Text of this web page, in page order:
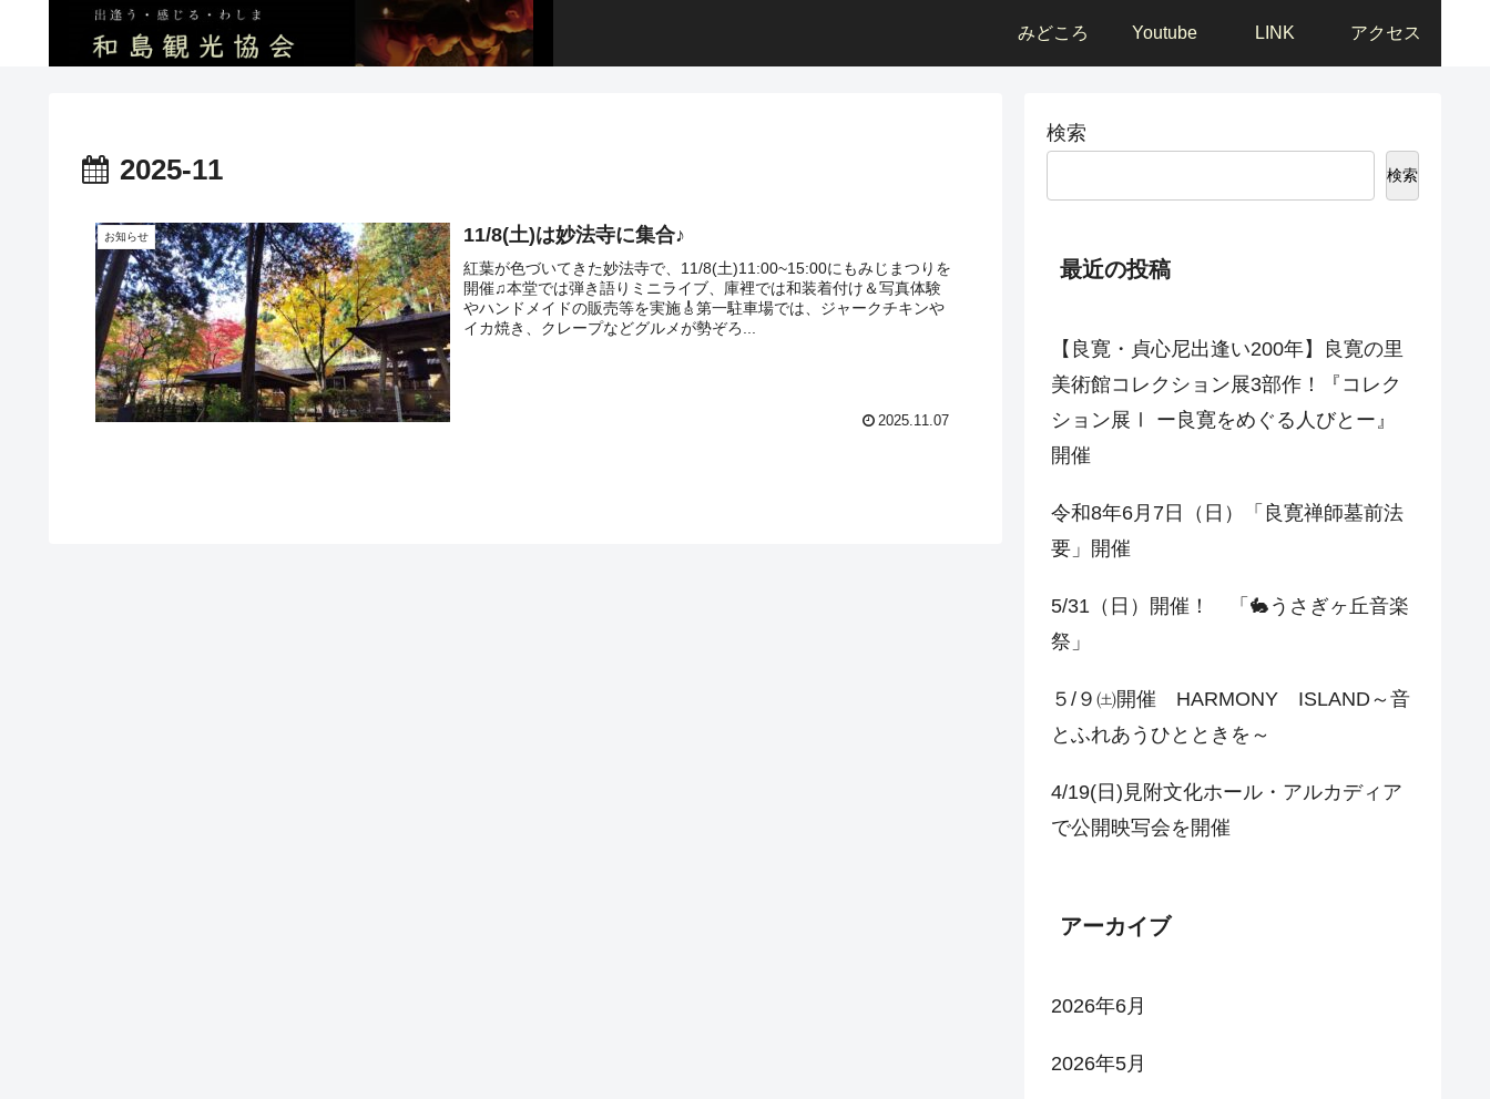
みどころ Youtube LINK アクセス
2025-11
お知らせ 11/8(土)は妙法寺に集合♪
紅葉が色づいてきた妙法寺で、11/8(土)11:00~15:00にもみじまつりを
開催♫本堂では弾き語りミニライブ、庫裡では和装着付け＆写真体験
やハンドメイドの販売等を実施🎸第一駐車場では、ジャークチキンや
イカ焼き、クレープなどグルメが勢ぞろ...
2025.11.07
検索
検索
最近の投稿
【良寛・貞心尼出逢い200年】良寛の里
美術館コレクション展3部作！『コレク
ション展Ⅰ ー良寛をめぐる人びとー』
開催
令和8年6月7日（日）「良寛禅師墓前法
要」開催
5/31（日）開催！ 「🐇うさぎヶ丘音楽
祭」
５/９㈯開催 HARMONY ISLAND～音
とふれあうひとときを～
4/19(日)見附文化ホール・アルカディア
で公開映写会を開催
アーカイブ
2026年6月
2026年5月